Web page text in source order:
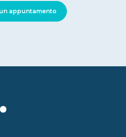
appuntamento